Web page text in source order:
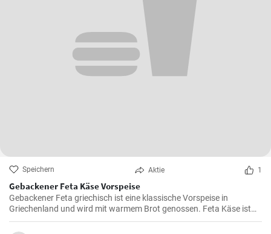
Speichern Aktie 1
Gebackener Feta Käse Vorspeise
Gebackener Feta griechisch ist eine klassische Vorspeise in
Griechenland und wird mit warmem Brot genossen. Feta Käse ist
aus Schafsmilch und schmeckt pikant aber nicht zu salzig .
Gebackener Feta im Ofen ist besonders köstlich. Probieren sie es